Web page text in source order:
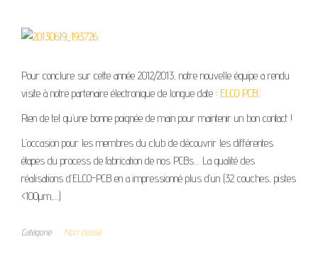
Pour conclure sur cette année 2012/2013, notre nouvelle équipe a rendu
visite à notre partenaire électronique de longue date : ELCO PCB
Rien de tel qu’une bonne poignée de main pour maintenir un bon contact !
L’occasion pour les membres du club de découvrir les différentes
étapes du process de fabrication de nos PCBs… La qualité des
réalisations d’ELCO-PCB en a impressionné plus d’un (32 couches, pistes
<100µm,…)
Catégorie Non classé